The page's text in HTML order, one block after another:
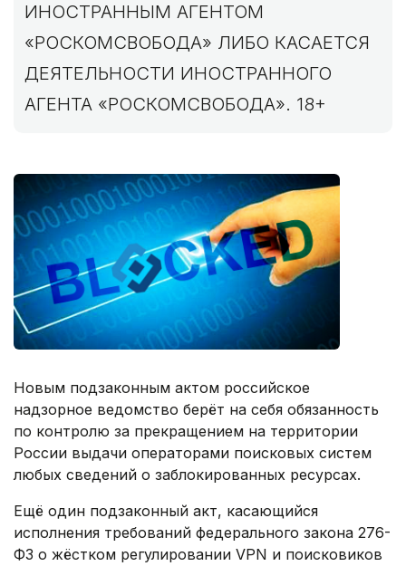
ИНОСТРАННЫМ АГЕНТОМ
«РОСКОМСВОБОДА» ЛИБО КАСАЕТСЯ
ДЕЯТЕЛЬНОСТИ ИНОСТРАННОГО
АГЕНТА «РОСКОМСВОБОДА». 18+
Новым подзаконным актом российское
надзорное ведомство берёт на себя обязанность
по контролю за прекращением на территории
России выдачи операторами поисковых систем
любых сведений о заблокированных ресурсах.
Ещё один подзаконный акт, касающийся
исполнения требований федерального закона 276-
ФЗ о жёстком регулировании VPN и поисковиков